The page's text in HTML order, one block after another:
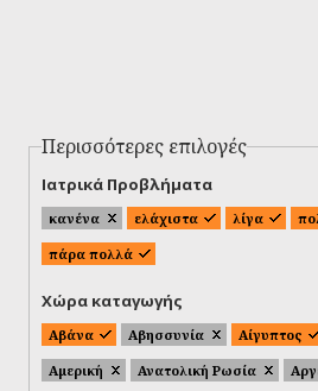
Περισσότερες επιλογές
Ιατρικά Προβλήματα
κανένα ελάχιστα λίγα
πάρα πολλά
Χώρα καταγωγής
Αβάνα Αβησσυνία Αίγυπτος
Αμερική
Ανατολική Ρωσία